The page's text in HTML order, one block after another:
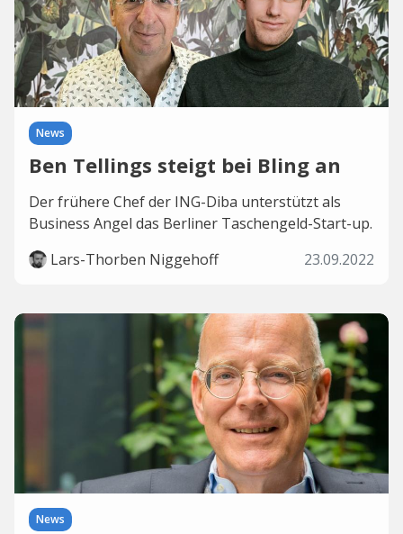
News
Ben Tellings steigt bei Bling an
Der frühere Chef der ING-Diba unterstützt als
Business Angel das Berliner Taschengeld-Start-up.
Lars-Thorben Niggehoff
23.09.2022
News